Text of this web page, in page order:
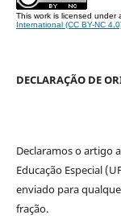
This work is licensed under
International (CC BY-NC
DECLARAÇÃO DE
Declaramos o artigo
Educação Especial
enviado para
fração.